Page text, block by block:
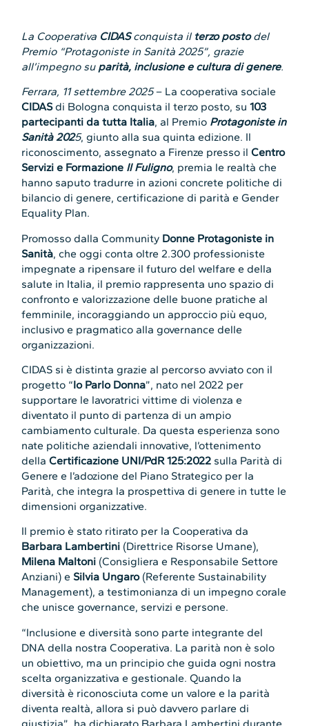
La Cooperativa CIDASconquista il terzo postodel
Premio “Protagoniste in Sanità 2025”, grazie
all’impegno su parità, inclusione e cultura di genere.
Ferrara, 11 settembre 2025– La cooperativa sociale
CIDASdi Bologna conquista il terzo posto, su103
partecipanti da tutta Italia, al Premio Protagoniste in
Sanità 2025, giunto alla sua quinta edizione. Il
riconoscimento, assegnato a Firenze presso ilCentro
Servizi e Formazione Il Fuligno, premia le realtà che
hanno saputo tradurre in azioni concrete politiche di
bilancio di genere, certificazione di parità e Gender
Equality Plan.
Promosso dalla Community Donne Protagoniste in
Sanità, che oggi conta oltre 2.300 professioniste
impegnate a ripensare il futuro del welfare e della
salute in Italia, il premio rappresenta uno spazio di
confronto e valorizzazione delle buone pratiche al
femminile, incoraggiando un approccio più equo,
inclusivo e pragmatico alla governance delle
organizzazioni.
CIDAS si è distinta grazie al percorso avviato con il
progetto “Io Parlo Donna”, nato nel 2022 per
supportare le lavoratrici vittime di violenza e
diventato il punto di partenza di un ampio
cambiamento culturale. Da questa esperienza sono
nate politiche aziendali innovative, l’ottenimento
dellaCertificazione UNI/PdR 125:2022 sulla Parità di
Genere e l’adozione del Piano Strategico per la
Parità, che integra la prospettiva di genere in tutte le
dimensioni organizzative.
Il premio è stato ritirato per la Cooperativa da
Barbara Lambertini (Direttrice Risorse Umane),
Milena Maltoni (Consigliera e Responsabile Settore
Anziani) e Silvia Ungaro (Referente Sustainability
Management), a testimonianza di un impegno corale
che unisce governance, servizi e persone.
“Inclusione e diversità sono parte integrante del
DNA della nostra Cooperativa. La parità non è solo
un obiettivo, ma un principio che guida ogni nostra
scelta organizzativa e gestionale. Quando la
diversità è riconosciuta come un valore e la parità
diventa realtà, allora si può davvero parlare di